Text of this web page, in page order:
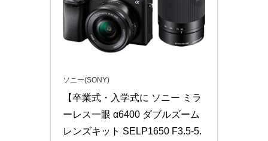
ソニー(SONY)
【卒業式・入学式に ソニー ミラ
ーレス一眼 α6400 ダブルズーム
レンズキット SELP1650 F3.5-5.